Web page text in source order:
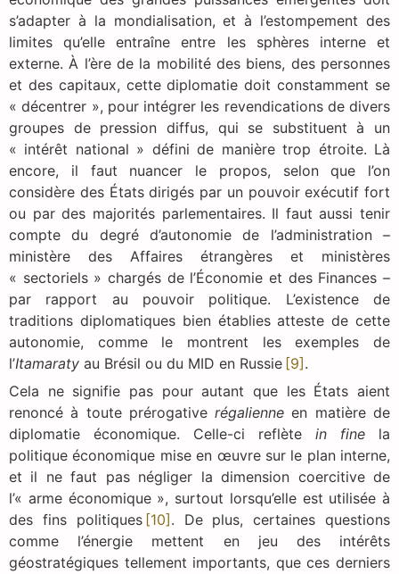
s’adapter à la mondialisation, et à l’estompement des
limites qu’elle entraîne entre les sphères interne et
externe. À l’ère de la mobilité des biens, des personnes
et des capitaux, cette diplomatie doit constamment se
« décentrer », pour intégrer les revendications de divers
groupes de pression diffus, qui se substituent à un
« intérêt national » défini de manière trop étroite. Là
encore, il faut nuancer le propos, selon que l’on
considère des États dirigés par un pouvoir exécutif fort
ou par des majorités parlementaires. Il faut aussi tenir
compte du degré d’autonomie de l’administration –
ministère des Affaires étrangères et ministères
« sectoriels » chargés de l’Économie et des Finances –
par rapport au pouvoir politique. L’existence de
traditions diplomatiques bien établies atteste de cette
autonomie, comme le montrent les exemples de
l’Itamaraty au Brésil ou du MID en Russie [9] .
Cela ne signifie pas pour autant que les États aient
renoncé à toute prérogativerégalienne en matière de
diplomatie économique. Celle-ci reflète in fine la
politique économique mise en œuvre sur le plan interne,
et il ne faut pas négliger la dimension coercitive de
l’« arme économique », surtout lorsqu’elle est utilisée à
des fins politiques [10] . De plus, certaines questions
comme l’énergie mettent en jeu des intérêts
géostratégiques tellement importants, que ces derniers